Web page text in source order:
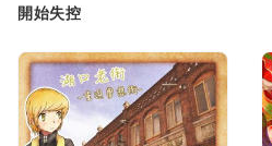
開始失控